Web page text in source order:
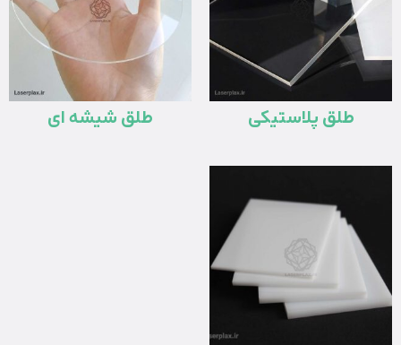
طلق پلاستیکی طلق شیشه ای